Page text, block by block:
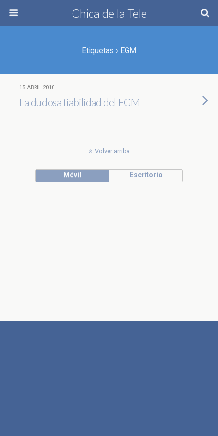
Chica de la Tele
Etiquetas › EGM
15 ABRIL 2010
La dudosa fiabilidad del EGM
Volver arriba
Móvil Escritorio